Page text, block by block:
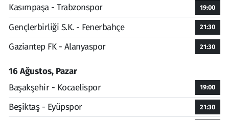
Kasımpaşa - Trabzonspor 19:00
Gençlerbirliği S.K. - Fenerbahçe 21:30
Gaziantep FK - Alanyaspor 21:30
16 Ağustos, Pazar
Başakşehir - Kocaelispor
19:00
Beşiktaş - Eyüpspor 21:30